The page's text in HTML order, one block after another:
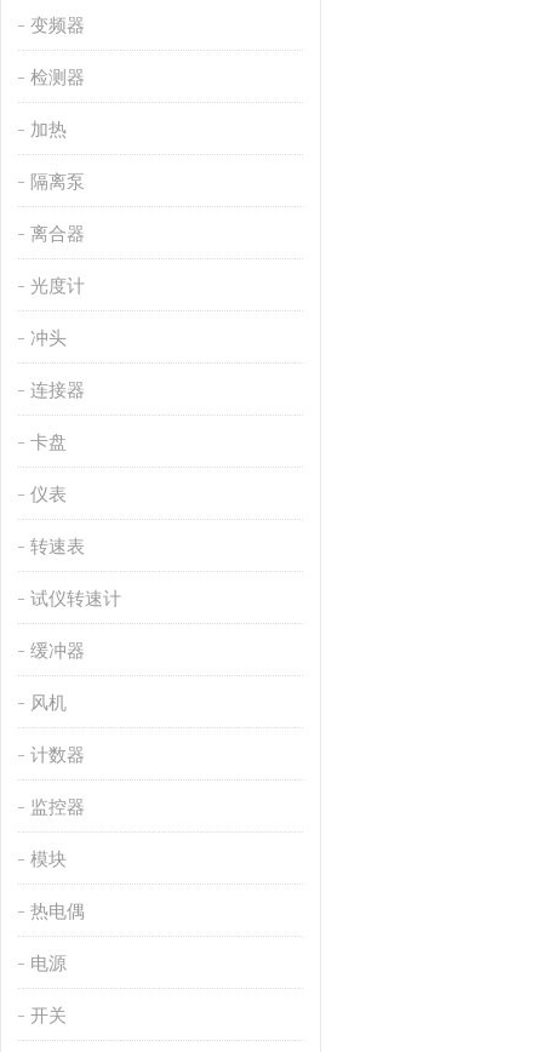
变频器
检测器
加热
隔离泵
离合器
光度计
冲头
连接器
卡盘
仪表
转速表
试仪转速计
缓冲器
风机
计数器
监控器
模块
热电偶
电源
开关